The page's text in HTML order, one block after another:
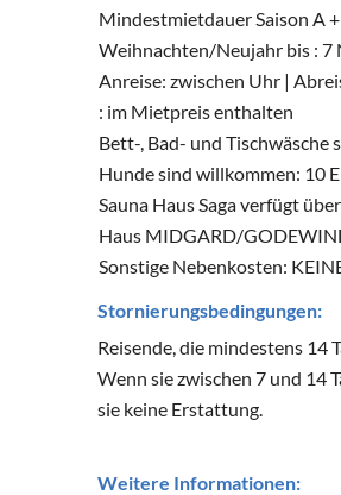
Mindestmietdauer Saison A
Weihnachten/Neujahr bis : 7
Anreise: zwischen Uhr |
: im Mietpreis enthalten
Bett-, Bad- und Tischwäsche
Hunde sind willkommen: 10
Sauna Haus Saga verfügt
Haus MIDGARD/
Sonstige Nebenkosten:
Stornierungsbedingungen:
Reisende, die mindestens 14
Wenn sie zwischen 7 und 14
sie keine Erstattung.
Weitere Informationen: